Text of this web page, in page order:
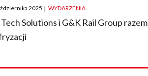
2025 | WYDARZENIA
Tech Solutions i G&K Rail Group